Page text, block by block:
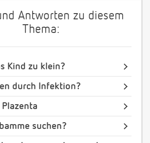
Antworten zu diesem
Thema:
Kind zu klein?
durch Infektion?
suchen?